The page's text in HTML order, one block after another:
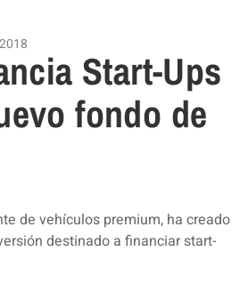
Start-Ups
fondo de
de vehículos premium, ha creado
destinado a financiar start-